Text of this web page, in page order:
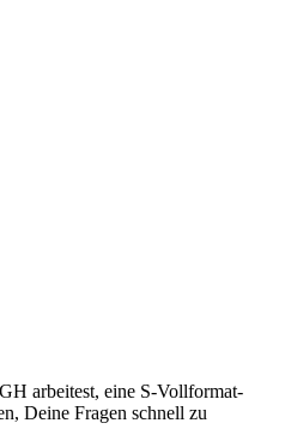
arbeitest, eine S-Vollformat-
Deine Fragen schnell zu